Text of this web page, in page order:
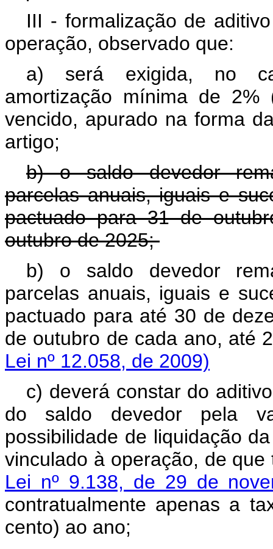
III - formalização de
operação, observado que:
a) será exigida, no
amortização mínima de
vencido, apurado na forma
artigo;
b) o saldo devedor
parcelas anuais, iguais e
pactuado para 31 de
outubro de 2025;
b) o saldo devedor
parcelas anuais, iguais e
pactuado para até 30 de
de outubro de cada
Lei nº 12.058, de 2009)
c) deverá constar do
do saldo devedor pela
possibilidade de liquidação
vinculado à operação, de
Lei nº 9.138, de 29 de
contratualmente apenas a
cento) ao ano;